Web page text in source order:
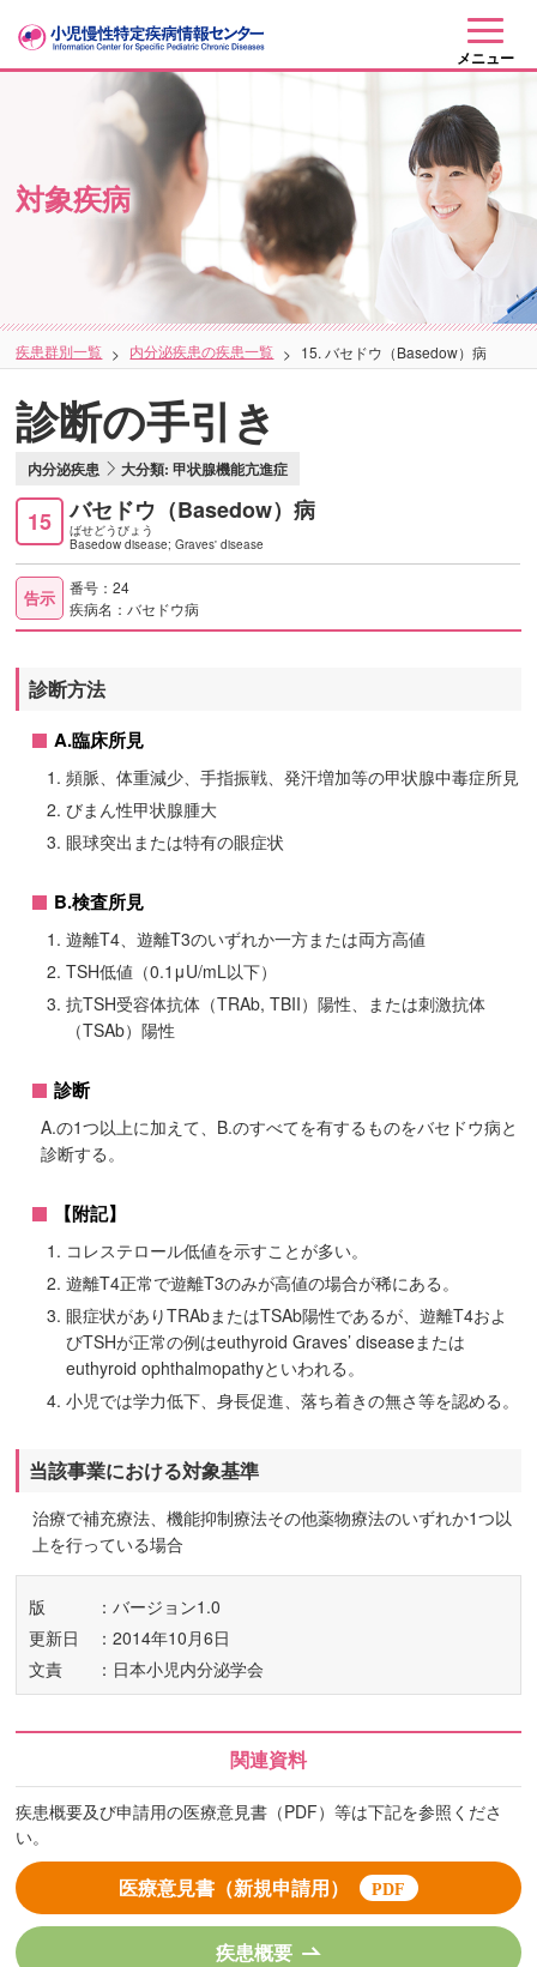
メニュー
対象疾病
疾患群別一覧 内分泌疾患の疾患一覧 15. バセドウ（Basedow）病
診断の手引き
内分泌疾患 大分類: 甲状腺機能亢進症
15 バセドウ（Basedow）病
ばせどうびょう
Basedow disease; Graves' disease
告示
番号：24
疾病名：バセドウ病
診断方法
A.臨床所見
頻脈、体重減少、手指振戦、発汗増加等の甲状腺中毒症所見
びまん性甲状腺腫大
眼球突出または特有の眼症状
B.検査所見
遊離T4、遊離T3のいずれか一方または両方高値
TSH低値（0.1μU/mL以下）
抗TSH受容体抗体（TRAb, TBII）陽性、または刺激抗体
（TSAb）陽性
診断
A.の1つ以上に加えて、B.のすべてを有するものをバセドウ病と
診断する。
【附記】
コレステロール低値を示すことが多い。
遊離T4正常で遊離T3のみが高値の場合が稀にある。
眼症状がありTRAbまたはTSAb陽性であるが、遊離T4およ
びTSHが正常の例はeuthyroid Graves’ diseaseまたは
euthyroid ophthalmopathyといわれる。
小児では学力低下、身長促進、落ち着きの無さ等を認める。
当該事業における対象基準
治療で補充療法、機能抑制療法その他薬物療法のいずれか1つ以
上を行っている場合
版
：バージョン1.0
更新日
：2014年10月6日
文責
：日本小児内分泌学会
関連資料
疾患概要及び申請用の医療意見書（PDF）等は下記を参照くださ
い。
医療意見書（新規申請用）
疾患概要